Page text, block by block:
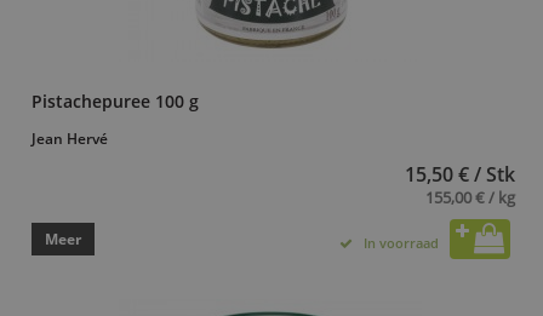
Pistachepuree 100 g
Jean Hervé
15,50 € / Stk
155,00 € / kg
Meer In voorraad